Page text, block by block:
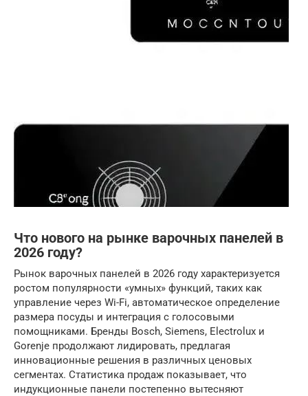
Что нового на рынке варочных панелей в
2026 году?
Рынок варочных панелей в 2026 году характеризуется
ростом популярности «умных» функций, таких как
управление через Wi-Fi, автоматическое определение
размера посуды и интеграция с голосовыми
помощниками. Бренды Bosch, Siemens, Electrolux и
Gorenje продолжают лидировать, предлагая
инновационные решения в различных ценовых
сегментах. Статистика продаж показывает, что
индукционные панели постепенно вытесняют